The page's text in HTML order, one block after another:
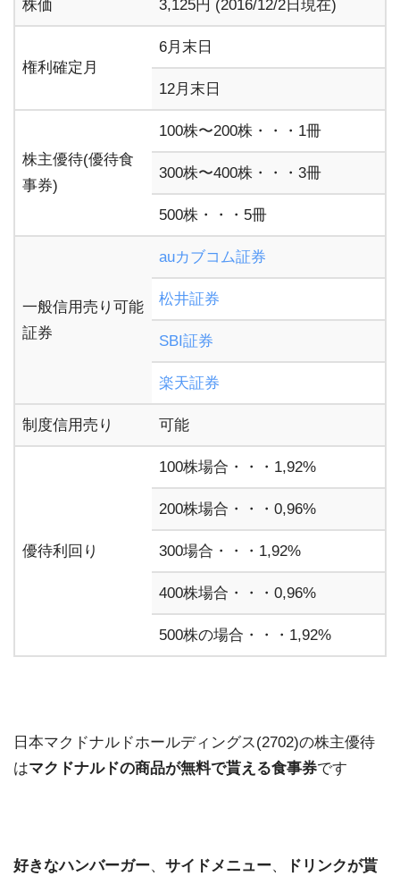
株価 3,125円 (2016/12/2日現在)
権利確定月
6月末日
12月末日
株主優待(優待食
事券)
100株〜200株・・・1冊
300株〜400株・・・3冊
500株・・・5冊
一般信用売り可能
証券
auカブコム証券
松井証券
SBI証券
楽天証券
制度信用売り 可能
優待利回り
100株場合・・・1,92%
200株場合・・・0,96%
300場合・・・1,92%
400株場合・・・0,96%
500株の場合・・・1,92%
日本マクドナルドホールディングス(2702)の株主優待
はマクドナルドの商品が無料で貰える食事券です
好きなハンバーガー、 サイドメニュー、
ドリンクが貰